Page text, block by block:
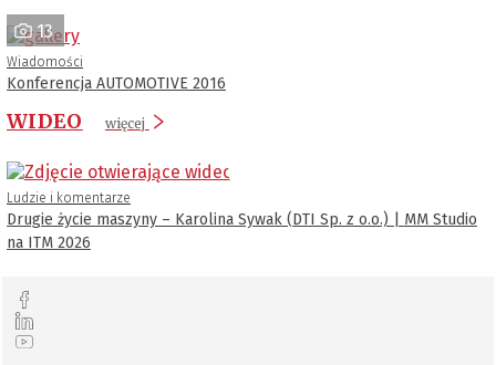
13
Wiadomości
Konferencja AUTOMOTIVE 2016
WIDEO więcej
Ludzie i komentarze
Drugie życie maszyny – Karolina Sywak (DTI Sp. z o.o.) | MM Studio
na ITM 2026